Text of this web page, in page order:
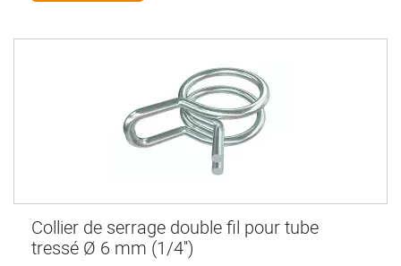
Collier de serrage double fil pour tube
tressé Ø 6 mm (1/4'')